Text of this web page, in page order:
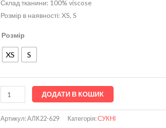
Склад тканини: 100% viscose
Розмір в наявності: XS, S
Розмір
XS S
ДОДАТИ В КОШИК
Артикул:АЛК22-629 Категорія:СУКНІ